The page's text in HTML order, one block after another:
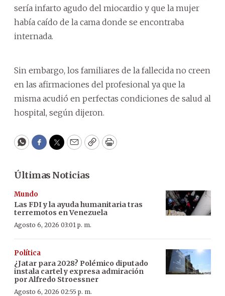
sería infarto agudo del miocardio y que la mujer
había caído de la cama donde se encontraba
internada.
Sin embargo, los familiares de la fallecida no creen
en las afirmaciones del profesional ya que la
misma acudió en perfectas condiciones de salud al
hospital, según dijeron.
WhatsApp
Facebook
Twitter
EmailCopyPrint
Últimas Noticias
Mundo
Las FDI y la ayuda humanitaria tras
terremotos en Venezuela
Agosto 6, 2026 03:01 p. m.
Política
¿Jatar para 2028? Polémico diputado
instala cartel y expresa admiración
por Alfredo Stroessner
Agosto 6, 2026 02:55 p. m.